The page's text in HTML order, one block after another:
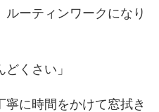
ルーティンワークになり
くさい」
に時間をかけて窓拭き